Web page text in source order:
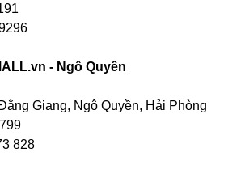
- Ngô Quyền
Giang, Ngô Quyền, Hải Phòng
828